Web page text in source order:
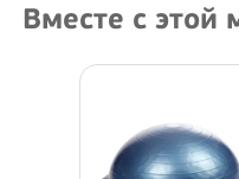
Вместе с